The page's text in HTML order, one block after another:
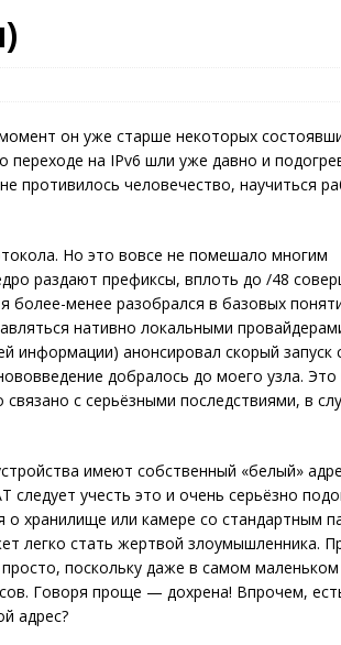
он уже старше некоторых
на IPv6 шли уже давно и
противилось человечество, научиться
Но это вовсе не помешало многим
раздают префиксы, вплоть до /48
более-менее разобрался в базовых
нативно локальными
информации) анонсировал скорый запуск
добралось до моего узла. Это
с серьёзными последствиями, в
имеют собственный «белый»
учесть это и очень серьёзно
хранилище или камере со стандартным
легко стать жертвой злоумышленника.
поскольку даже в самом маленьком
Говоря проще — дохрена! Впрочем,
адрес?